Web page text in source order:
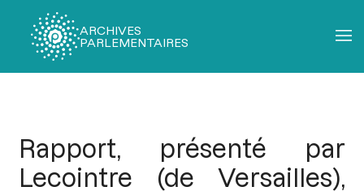
ARCHIVES
PARLEMENTAIRES
Rapport, présenté par
Lecointre (de Versailles),